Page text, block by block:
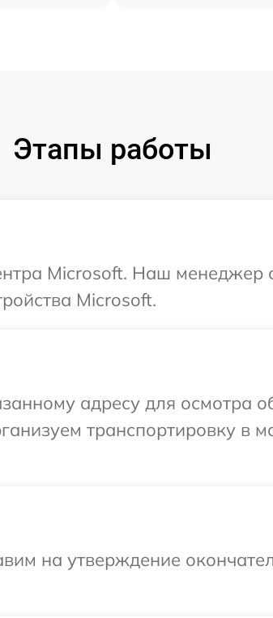
Этапы работы
Microsoft. Наш менеджер
Microsoft.
адресу для осмотра
транспортировку в
на утверждение